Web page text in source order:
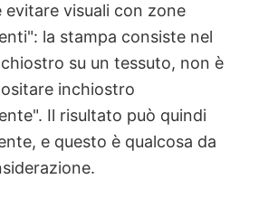
visuali con zone
la stampa consiste nel
su un tessuto, non è
inchiostro
Il risultato può quindi
e questo è qualcosa da